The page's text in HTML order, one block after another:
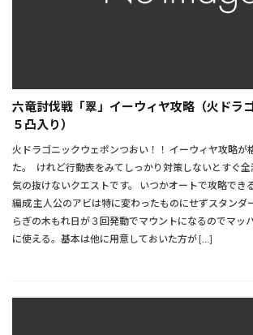
六竜討伐戦「翠」イーウィヤ攻略（火ドラ
５凸入り）
火ドラゴニックウェポンつおい！！ イーウィヤ攻略が
た。 けれど行動表をみてしっかり対策しないとすぐ
気の抜けないクエストです。 いつかオートで攻略でき
編成 主人公のアビは特に変わったものにせずスタンダ
らぎの木もれ日が３回発動でマウントになるのでマッ
に使える。基本は他に用意しておいた方が […]